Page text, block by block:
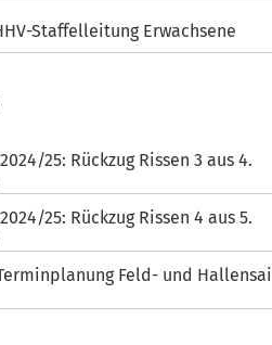
Staffelleitung Erwachsene
25: Rückzug Rissen 3 aus 4.
25: Rückzug Rissen 4 aus 5.
Feld- und